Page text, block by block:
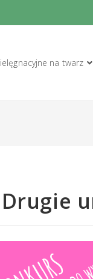
na twarz
Drugie